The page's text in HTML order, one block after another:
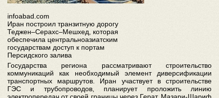
infoabad.com
Иран построил транзитную дорогу
Теджен–Серахс–Мешхед, которая
обеспечила центральноазиатским
государствам доступ к портам
Персидского залива
Государства региона рассматривают строительство
коммуникаций как необходимый элемент диверсификации
транспортных маршрутов. Иран участвует в строительстве
ГЭС и трубопроводов, планирует проложить линию